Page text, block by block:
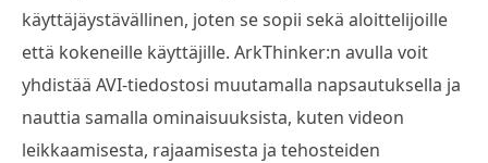
käyttäjäystävällinen, joten se sopii sekä aloittelijoille
että kokeneille käyttäjille. ArkThinker:n avulla voit
yhdistää AVI-tiedostosi muutamalla napsautuksella ja
nauttia samalla ominaisuuksista, kuten videon
leikkaamisesta, rajaamisesta ja tehosteiden